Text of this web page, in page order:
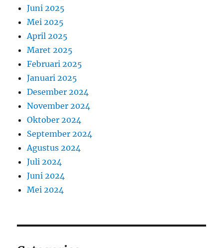
Juni 2025
Mei 2025
April 2025
Maret 2025
Februari 2025
Januari 2025
Desember 2024
November 2024
Oktober 2024
September 2024
Agustus 2024
Juli 2024
Juni 2024
Mei 2024